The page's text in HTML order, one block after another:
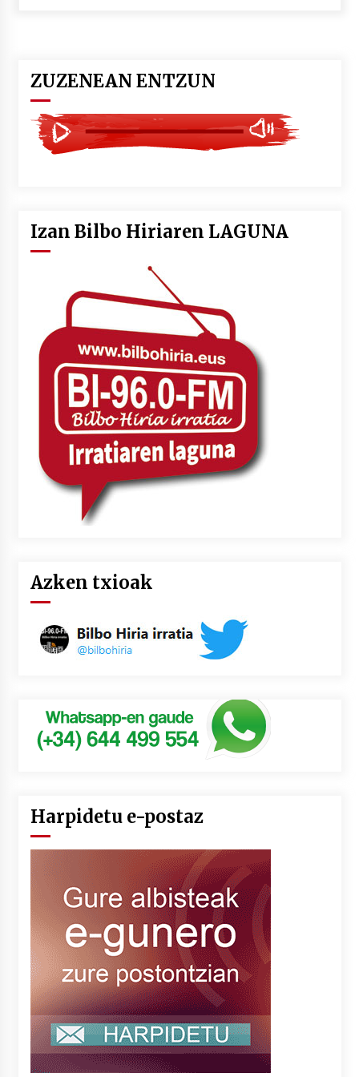
Larunbatean Plentziako Itsas Martxa ospatuko
da
2026/07/07
2026/07/07
Uribitarte40 aretoan
2026/07/03
SOINUGELA: Paul McCartney eta Ringo Starr-en
lan berriak
2026/07/03
MUSIBLA #297: Bide, Boards Of Canada, Somak,
Tiga, Twisted Teens, Underscores, Habia
2026/07/02
ZUZENEAN ENTZUN
Izan Bilbo Hiriaren LAGUNA
Azken txioak
Harpidetu e-postaz